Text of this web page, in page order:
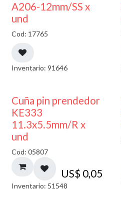
A206-12mm/SS x
und
Cod: 17765
Inventario: 91646
Cuña pin prendedor
KE333
11.3x5.5mm/R x
und
Cod: 05807
US$ 0,05
Inventario: 51548